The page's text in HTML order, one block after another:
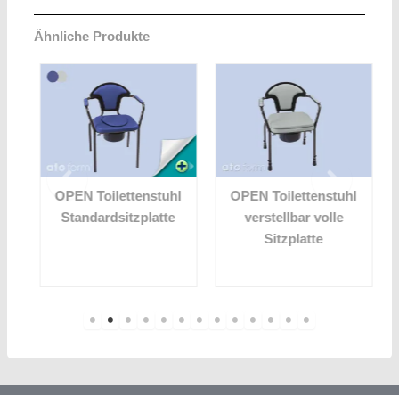
Ähnliche Produkte
OPEN Toilettenstuhl
Standardsitzplatte
OPEN Toilettenstuhl
verstellbar volle
Sitzplatte